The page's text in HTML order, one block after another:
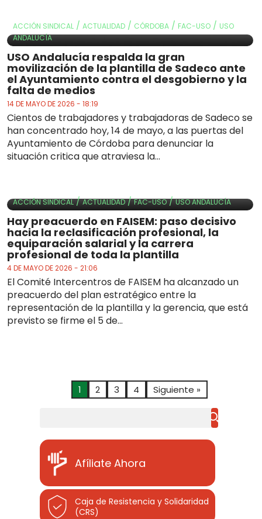
ACCIÓN SINDICAL / ACTUALIDAD / CÓRDOBA / FAC-USO / USO
ANDALUCÍA
USO Andalucía respalda la gran
movilización de la plantilla de Sadeco ante
el Ayuntamiento contra el desgobierno y la
falta de medios
14 DE MAYO DE 2026 - 18:19
Cientos de trabajadores y trabajadoras de Sadeco se
han concentrado hoy, 14 de mayo, a las puertas del
Ayuntamiento de Córdoba para denunciar la
situación critica que atraviesa la...
ACCIÓN SINDICAL/ACTUALIDAD/FAC-USO/USO ANDALUCÍA
Hay preacuerdo en FAISEM: paso decisivo
hacia la reclasificación profesional, la
equiparación salarial y la carrera
profesional de toda la plantilla
4 DE MAYO DE 2026 - 21:06
El Comité Intercentros de FAISEM ha alcanzado un
preacuerdo del plan estratégico entre la
representación de la plantilla y la gerencia, que está
previsto se firme el 5 de...
1 2 3 4 Siguiente »
Afíliate Ahora
Caja de Resistencia y Solidaridad
(CRS)